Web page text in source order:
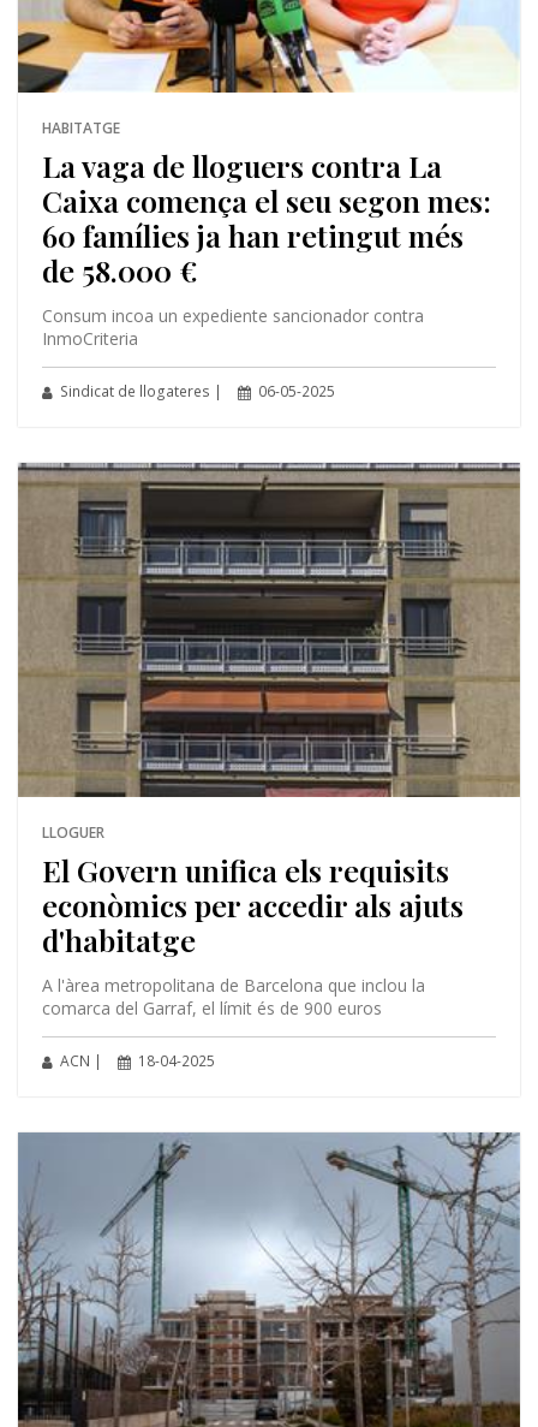
HABITATGE
La vaga de lloguers contra La
Caixa comença el seu segon mes:
60 famílies ja han retingut més
de 58.000 €
Consum incoa un expediente sancionador contra
InmoCriteria
Sindicat de llogateres | 06-05-2025
LLOGUER
El Govern unifica els requisits
econòmics per accedir als ajuts
d'habitatge
A l'àrea metropolitana de Barcelona que inclou la
comarca del Garraf, el límit és de 900 euros
ACN | 18-04-2025